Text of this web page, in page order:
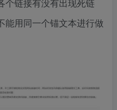
能用同一个锚文本进行做